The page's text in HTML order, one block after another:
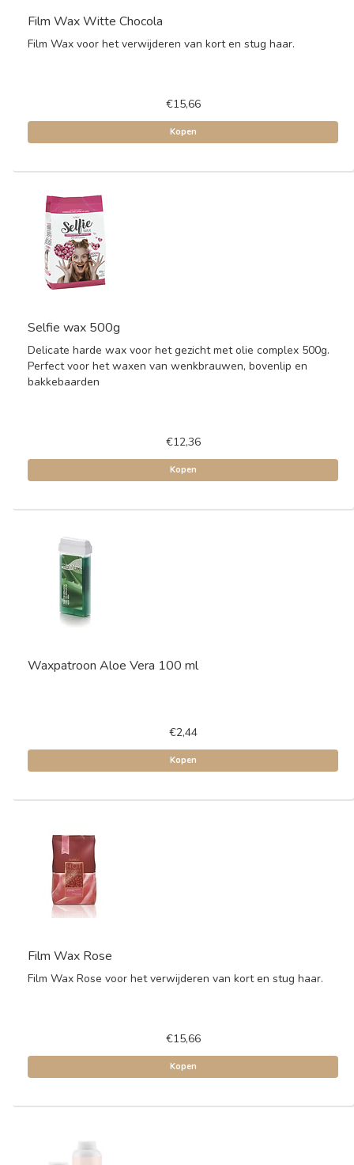
Film Wax Witte Chocola
Film Wax voor het verwijderen van kort en stug haar.
€15,66
Kopen
Selfie wax 500g
Delicate harde wax voor het gezicht met olie complex 500g.
Perfect voor het waxen van wenkbrauwen, bovenlip en
bakkebaarden
€12,36
Kopen
Waxpatroon Aloe Vera 100 ml
€2,44
Kopen
Film Wax Rose
Film Wax Rose voor het verwijderen van kort en stug haar.
€15,66
Kopen